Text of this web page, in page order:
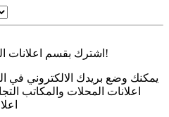
اشترك بقسم اعلانات المحلات والمكاتب التجارية مجاناً!
يمكنك وضع بريدك الالكتروني في
اعلانات المحلات والمكاتب